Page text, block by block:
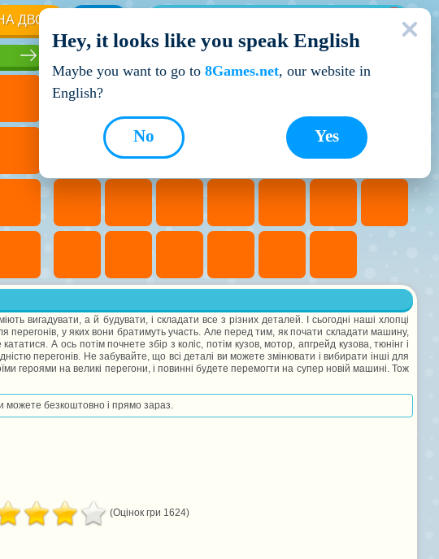
ДВОХ
Кращі ігри
вигадувати, а й будувати, і складати все з різних деталей. І сьогодні наші хлопці
перегонів, у яких вони братимуть участь. Але перед тим, як почати складати машину,
А ось потім почнете збір з коліс, потім кузов, мотор, апгрейд кузова, тюнінг і
перегонів. Не забувайте, що всі деталі ви можете змінювати і вибирати інші для
героями на великі перегони, і повинні будете перемогти на супер новій машині. Тож
можете безкоштовно і прямо зараз.
(Оцінок гри 1624)
Hey, it looks like you speak English
Maybe you want to go to 8Games.net, our website in
English?
Yes
No